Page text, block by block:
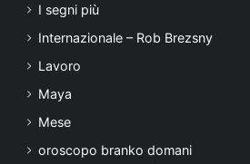
I segni più
Internazionale – Rob Brezsny
Lavoro
Maya
Mese
oroscopo branko domani